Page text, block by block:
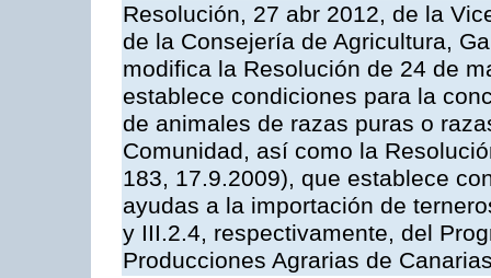
Resolución, 27 abr 2012, de la
de la Consejería de Agricultura,
modifica la Resolución de 24 de
establece condiciones para la
de animales de razas puras o
Comunidad, así como la
183, 17.9.2009), que establece
ayudas a la importación de
y III.2.4, respectivamente, del
Producciones Agrarias de